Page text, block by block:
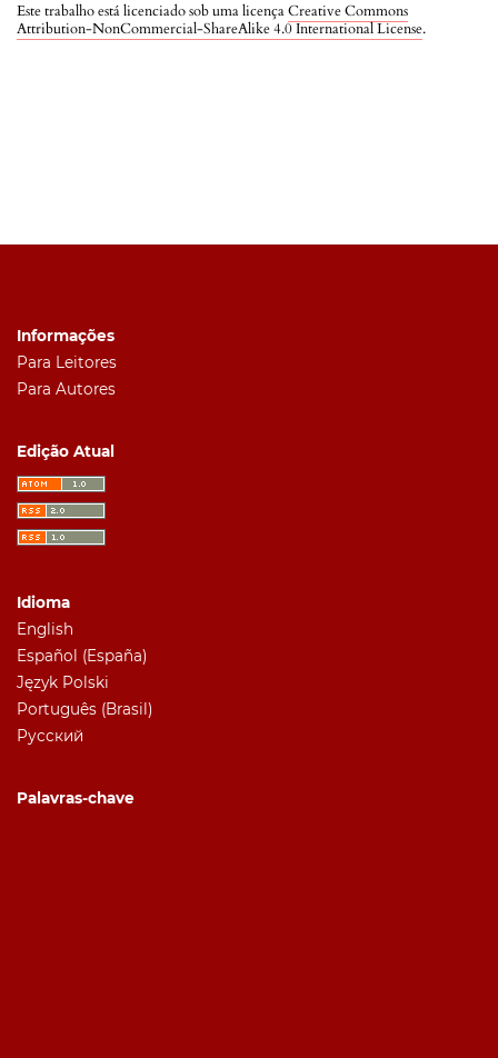
Este trabalho está licenciado sob uma licençaCreative Commons
Attribution-NonCommercial-ShareAlike 4.0 International License.
Informações
Para Leitores
Para Autores
Edição Atual
Idioma
English
Español (España)
Język Polski
Português (Brasil)
Русский
Palavras-chave